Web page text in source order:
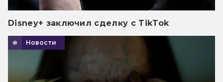
Disney+ заключил сделку с TikTok
Новости